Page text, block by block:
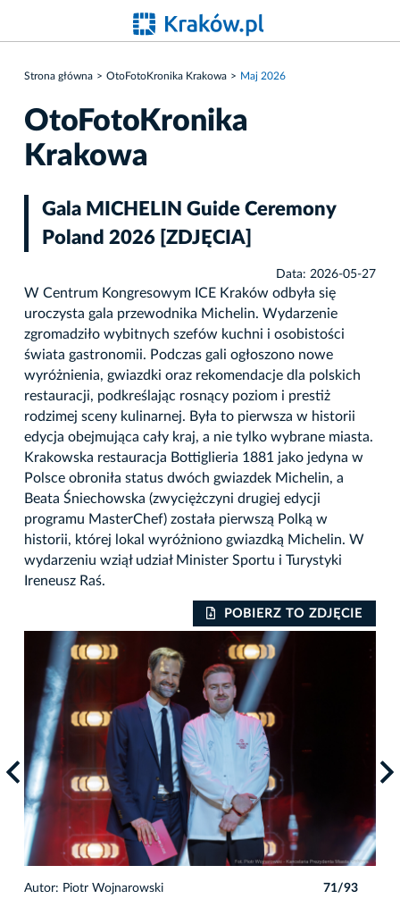
Strona główna OtoFotoKronika Krakowa Maj 2026
OtoFotoKronika
Krakowa
Gala MICHELIN Guide Ceremony
Poland 2026 [ZDJĘCIA]
Data: 2026-05-27
W Centrum Kongresowym ICE Kraków odbyła się
uroczysta gala przewodnika Michelin. Wydarzenie
zgromadziło wybitnych szefów kuchni i osobistości
świata gastronomii. Podczas gali ogłoszono nowe
wyróżnienia, gwiazdki oraz rekomendacje dla polskich
restauracji, podkreślając rosnący poziom i prestiż
rodzimej sceny kulinarnej. Była to pierwsza w historii
edycja obejmująca cały kraj, a nie tylko wybrane miasta.
Krakowska restauracja Bottiglieria 1881 jako jedyna w
Polsce obroniła status dwóch gwiazdek Michelin, a
Beata Śniechowska (zwyciężczyni drugiej edycji
programu MasterChef) została pierwszą Polką w
historii, której lokal wyróżniono gwiazdką Michelin. W
wydarzeniu wziął udział Minister Sportu i Turystyki
Ireneusz Raś.
POBIERZ TO ZDJĘCIE
Autor: Piotr Wojnarowski 71/93